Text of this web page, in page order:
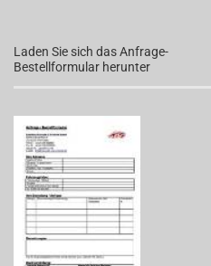
Laden Sie sich das Anfrage-
Bestellformular herunter